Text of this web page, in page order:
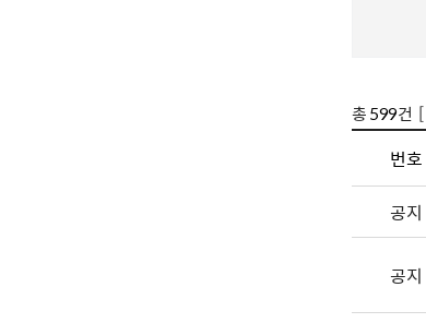
총599건 [
번호
공지
공지